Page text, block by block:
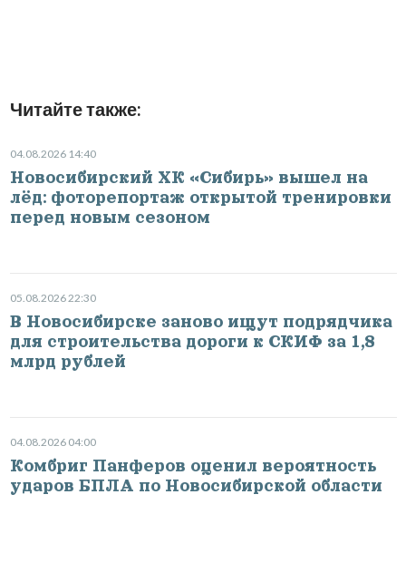
Читайте также:
04.08.2026 14:40
Новосибирский ХК «Сибирь» вышел на
лёд: фоторепортаж открытой тренировки
перед новым сезоном
05.08.2026 22:30
В Новосибирске заново ищут подрядчика
для строительства дороги к СКИФ за 1,8
млрд рублей
04.08.2026 04:00
Комбриг Панферов оценил вероятность
ударов БПЛА по Новосибирской области